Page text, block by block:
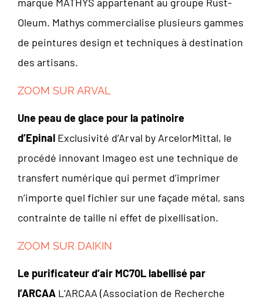
Oleum. Mathys commercialise plusieurs gammes
de peintures design et techniques à destination
des artisans.
ZOOM SUR ARVAL
Une peau de glace pour la patinoire
d’Epinal Exclusivité d’Arval by ArcelorMittal, le
procédé innovant Imageo est une technique de
transfert numérique qui permet d’imprimer
n’importe quel fichier sur une façade métal, sans
contrainte de taille ni effet de pixellisation.
ZOOM SUR DAIKIN
Le purificateur d’air MC70L labellisé par
l’ARCAA L’ARCAA (Association de Recherche